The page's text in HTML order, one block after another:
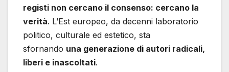
registi non cercano il consenso: cercano la
verità. L’Est europeo, da decenni laboratorio
politico, culturale ed estetico, sta
sfornando una generazione di autori radicali,
liberi e inascoltati.